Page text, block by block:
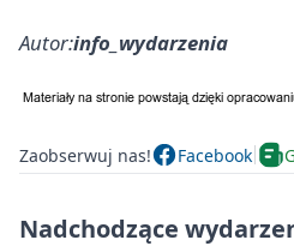
Autor:info_wydarzenia
Zaobserwuj nas! Facebook
Nadchodzące